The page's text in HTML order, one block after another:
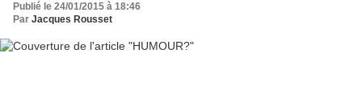
Publié le 24/01/2015 à 18:46
Par Jacques Rousset